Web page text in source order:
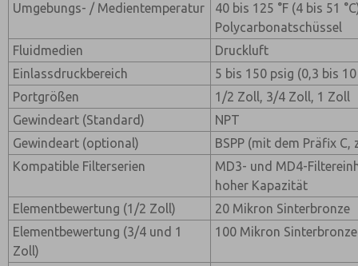
Umgebungs- / Medientemperatur
40 bis 125 °F (4 bis 51
Polycarbonatschüssel
Fluidmedien
Druckluft
Einlassdruckbereich
5 bis 150 psig (0,3 bis
Portgrößen
1/2 Zoll, 3/4 Zoll, 1 Zoll
Gewindeart (Standard)
NPT
Gewindeart (optional)
BSPP (mit dem Präfix C,
Kompatible Filterserien
MD3- und MD4-
hoher Kapazität
Elementbewertung (1/2 Zoll)
20 Mikron Sinterbronze
Elementbewertung (3/4 und 1
Zoll)
100 Mikron Sinterbronze